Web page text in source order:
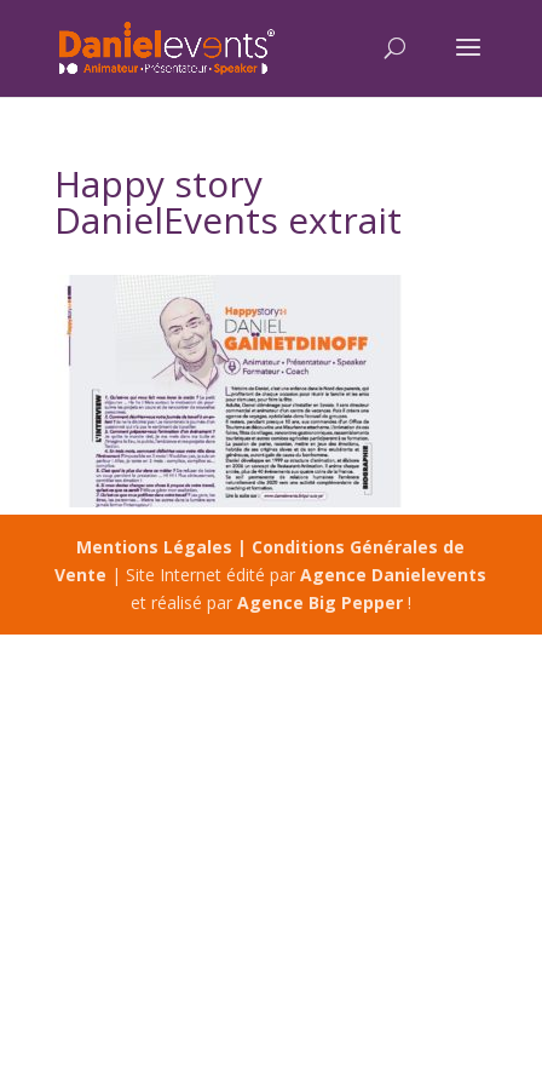
Happy story
DanielEvents extrait
Mentions Légales | Conditions Générales de
Vente | Site Internet édité parAgence Danielevents
et réalisé par Agence Big Pepper!